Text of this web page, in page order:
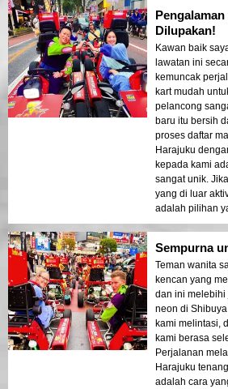
Dilupakan!
Kawan baik
lawatan ini
kemuncak
kart mudah
pelancong
baru itu bersih
proses daftar
Harajuku
kepada kami
sangat unik.
yang di luar
adalah pilihan
Sempurna
Teman wanita
kencan yang
dan ini melebihi
neon di
kami melintasi,
kami berasa
Perjalanan
Harajuku
adalah cara